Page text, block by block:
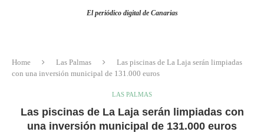
El periódico digital de Canarias
Home Las Palmas
Las piscinas de La Laja serán limpiadas
con una inversión municipal de 131.000 euros
LAS PALMAS
Las piscinas de La Laja serán limpiadas con
una inversión municipal de 131.000 euros